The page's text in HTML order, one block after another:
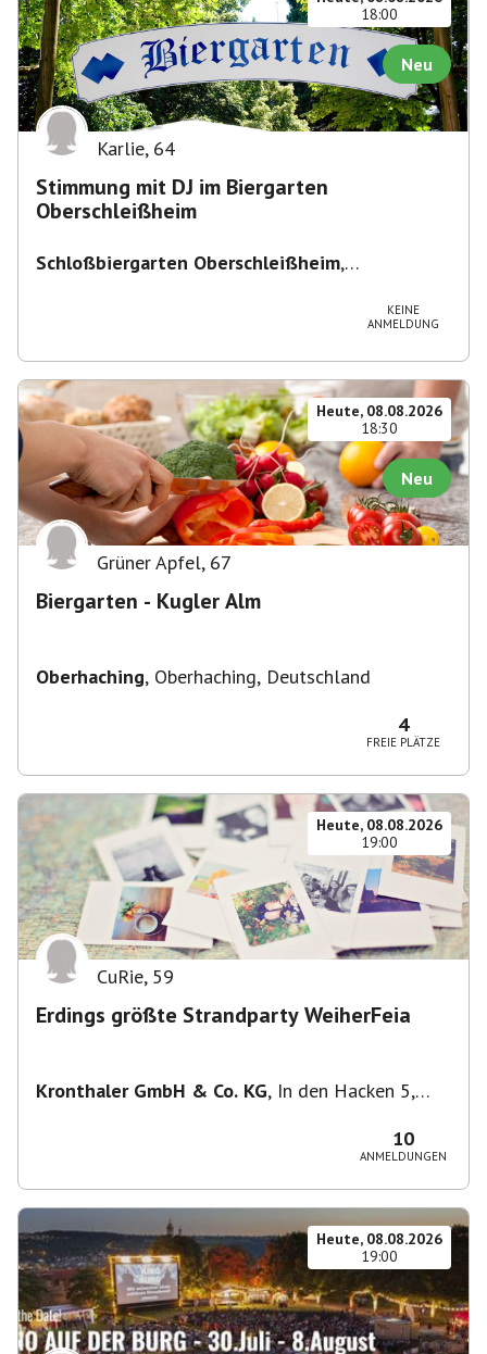
18:00
Neu
Karlie, 64
Stimmung mit DJ im Biergarten
Oberschleißheim
Schloßbiergarten Oberschleißheim,
KEINE
ANMELDUNG
Heute, 08.08.2026
18:30
Neu
Grüner Apfel, 67
Biergarten - Kugler Alm
Oberhaching, Oberhaching, Deutschland
4
FREIE PLÄTZE
Heute, 08.08.2026
19:00
CuRie, 59
Erdings größte Strandparty WeiherFeia
Kronthaler GmbH & Co. KG, In den Hacken 5,
10
ANMELDUNGEN
Heute, 08.08.2026
19:00